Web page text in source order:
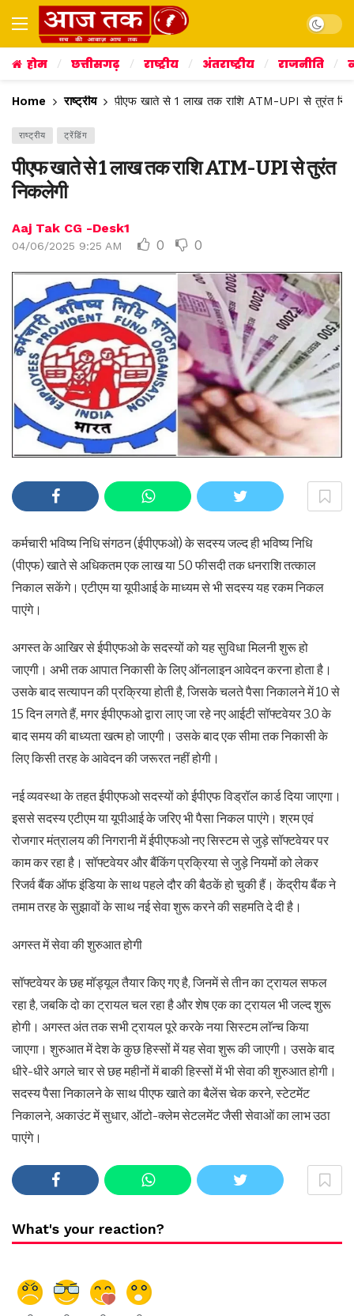
Dark
होम छत्तीसगढ़ राष्ट्रीय अंतराष्ट्रीय राजनीति
Home राष्ट्रीय पीएफ खाते से 1 लाख तक राशि ATM-UPI से तुरंत
राष्ट्रीय ट्रेंडिंग
पीएफ खाते से 1 लाख तक राशि ATM-UPI से तुरंत
निकलेगी
Aaj Tak CG -Desk1
04/06/2025 9:25 AM 0 0
कर्मचारी भविष्य निधि संगठन (ईपीएफओ) के सदस्य जल्द ही भविष्य निधि
(पीएफ) खाते से अधिकतम एक लाख या 50 फीसदी तक धनराशि तत्काल
निकाल सकेंगे। एटीएम या यूपीआई के माध्यम से भी सदस्य यह रकम निकल
पाएंगे।
अगस्त के आखिर से ईपीएफओ के सदस्यों को यह सुविधा मिलनी शुरू हो
जाएगी। अभी तक आपात निकासी के लिए ऑनलाइन आवेदन करना होता है।
उसके बाद सत्यापन की प्रक्रिया होती है, जिसके चलते पैसा निकालने में 10 से
15 दिन लगते हैं, मगर ईपीएफओ द्वारा लाए जा रहे नए आईटी सॉफ्टवेयर 3.0 के
बाद समय की बाध्यता खत्म हो जाएगी। उसके बाद एक सीमा तक निकासी के
लिए किसी तरह के आवेदन की जरूरत नहीं होगी।
नई व्यवस्था के तहत ईपीएफओ सदस्यों को ईपीएफ विड्रॉल कार्ड दिया जाएगा।
इससे सदस्य एटीएम या यूपीआई के जरिए भी पैसा निकल पाएंगे। श्रम एवं
रोजगार मंत्रालय की निगरानी में ईपीएफओ नए सिस्टम से जुड़े सॉफ्टवेयर पर
काम कर रहा है। सॉफ्टवेयर और बैंकिंग प्रक्रिया से जुड़े नियमों को लेकर
रिजर्व बैंक ऑफ इंडिया के साथ पहले दौर की बैठकें हो चुकी हैं। केंद्रीय बैंक ने
तमाम तरह के सुझावों के साथ नई सेवा शुरू करने की सहमति दे दी है।
अगस्त में सेवा की शुरुआत होगी
सॉफ्टवेयर के छह मॉड्यूल तैयार किए गए है, जिनमें से तीन का ट्रायल सफल
रहा है, जबकि दो का ट्रायल चल रहा है और शेष एक का ट्रायल भी जल्द शुरू
होगी। अगस्त अंत तक सभी ट्रायल पूरे करके नया सिस्टम लाॅन्च किया
जाएगा। शुरुआत में देश के कुछ हिस्सों में यह सेवा शुरू की जाएगी। उसके बाद
धीरे-धीरे अगले चार से छह महीनों में बाकी हिस्सों में भी सेवा की शुरुआत होगी।
सदस्य पैसा निकालने के साथ पीएफ खाते का बैलेंस चेक करने, स्टेटमेंट
निकालने, अकाउंट में सुधार, ऑटो-क्लेम सेटलमेंट जैसी सेवाओं का लाभ उठा
पाएंगे।
What's your reaction?